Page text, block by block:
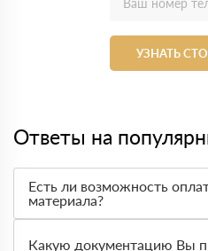
УЗНАТЬ
Ответы на
Есть ли возможность
материала?
оплата по факту получения
Какую документацию Вы